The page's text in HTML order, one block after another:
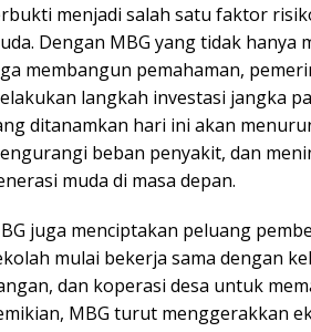
menjadi salah satu faktor
Dengan MBG yang tidak hanya
membangun pemahaman,
langkah investasi jangka
ditanamkan hari ini akan
beban penyakit, dan
muda di masa depan.
juga menciptakan peluang
mulai bekerja sama dengan
dan koperasi desa untuk
MBG turut menggerakkan